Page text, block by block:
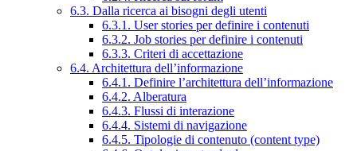
6.3. Dalla ricerca ai bisogni degli utenti
6.3.1. User stories per definire i contenuti
6.3.2. Job stories per definire i contenuti
6.3.3. Criteri di accettazione
6.4. Architettura dell’informazione
6.4.1. Definire l’architettura dell’informazione
6.4.2. Alberatura
6.4.3. Flussi di interazione
6.4.4. Sistemi di navigazione
6.4.5. Tipologie di contenuto (content type)